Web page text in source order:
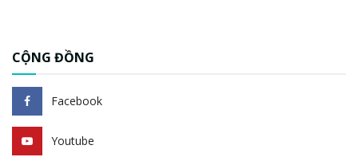
CỘNG ĐỒNG
Facebook
Youtube